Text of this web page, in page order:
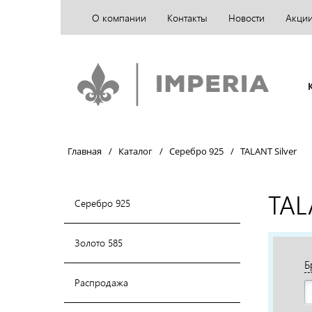
О компании Контакты Новости
Главная / Каталог / Серебро 925 / TALANT Silver
Серебро 925
Золото 585
Распродажа